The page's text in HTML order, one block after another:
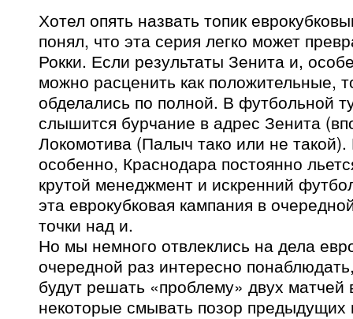
Хотел опять назвать топик
понял, что эта серия легко может
Рокки. Если результаты Зенита и,
можно расценить как положительные,
обделались по полной. В футбольной
слышится бурчание в адрес Зенита
Локомотива (Палыч тако или не
особенно, Краснодара постоянно
крутой менеджмент и искренний
эта еврокубковая кампания в
точки над и.
Но мы немного отвлеклись на дела
очередной раз интересно
будут решать «проблему» двух
некоторые смывать позор предыдущих